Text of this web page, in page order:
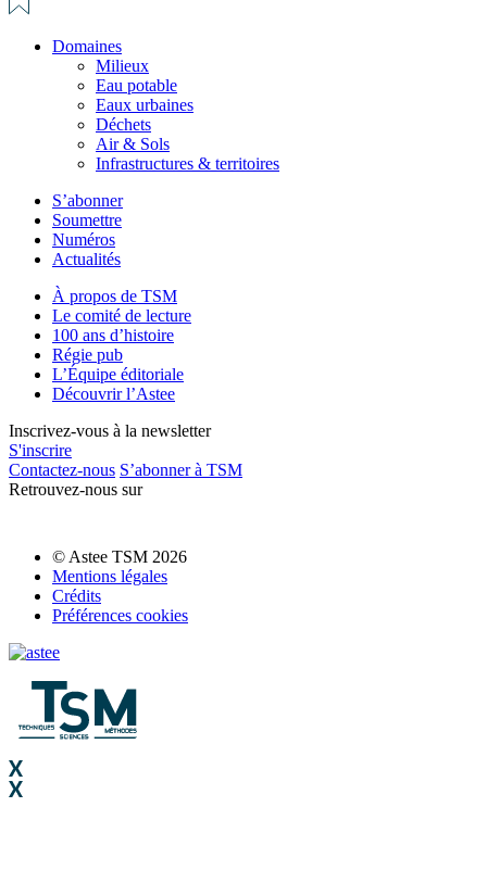
Domaines
Milieux
Eau potable
Eaux urbaines
Déchets
Air & Sols
Infrastructures & territoires
S’abonner
Soumettre
Numéros
Actualités
À propos de TSM
Le comité de lecture
100 ans d’histoire
Régie pub
L’Équipe éditoriale
Découvrir l’Astee
Inscrivez-vous à la newsletter
S'inscrire
Contactez-nous S’abonner à TSM
Retrouvez-nous sur
© Astee TSM 2026
Mentions légales
Crédits
Préférences cookies